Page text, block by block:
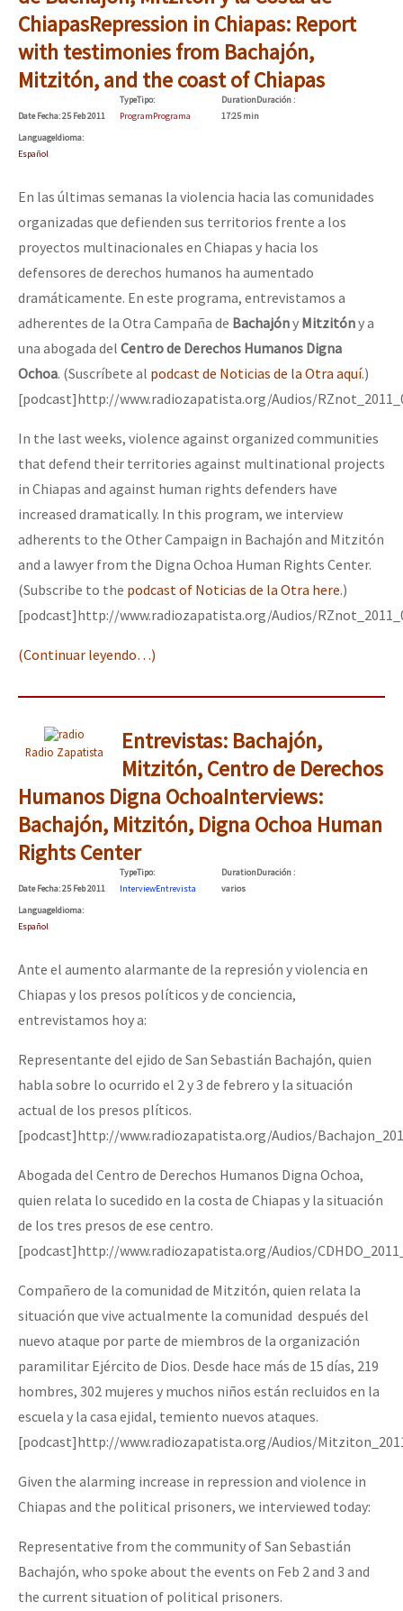
Mundo
EZLN
La Sexta
AutonomÍa y Resistencia
Megaproyectos
Presos
Mujeres
ETIQUETAS
MULTIMEDIA
Audio
Video
Otras secciones
Semillero Guerra contra la Humanidad. (Las poblaciones y
la naturaleza bajo asedio)
Libros para descargar
Medios Libres
COVID-19
Eventos
Contacto
Dia 1: Encontro “Guerra contra a Humanidade”
[CDMX – 20 julio] Jornadas globales por la libertad de Jesús
“Sonhando a Terra do Bem Virá” se publica no Estado Espanhol
Se o México sabe, que o mundo saiba! Nossas lutas pela
[25 abr – CDMX] Tokín por el CNI: 30 años de Resistencia y
ChiapasRepression in Chiapas: Report
with testimonies from Bachajón,
Mitzitón, and the coast of Chiapas
DateFecha: 25 Feb 2011
TypeTipo:
ProgramPrograma
DurationDuración:
17:25 min
LanguageIdioma:
Español
En las últimas semanas la violencia hacia las comunidades
organizadas que defienden sus territorios frente a los
proyectos multinacionales en Chiapas y hacia los
defensores de derechos humanos ha aumentado
dramáticamente. En este programa, entrevistamos a
adherentes de la Otra Campaña de Bachajóny Mitzitóny a
una abogada del Centro de Derechos Humanos Digna
Ochoa. (Suscríbete al podcast de Noticias de la Otra aquí.)
[podcast]http://www.radiozapatista.org/Audios/
In the last weeks, violence against organized communities
that defend their territories against multinational projects
in Chiapas and against human rights defenders have
increased dramatically. In this program, we interview
adherents to the Other Campaign in Bachajón and Mitzitón
and a lawyer from the Digna Ochoa Human Rights Center.
(Subscribe to the podcast of Noticias de la Otra here.)
[podcast]http://www.radiozapatista.org/Audios/
(Continuar leyendo…)
Radio Zapatista
Entrevistas: Bachajón,
Mitzitón, Centro de Derechos
Humanos Digna OchoaInterviews:
Bachajón, Mitzitón, Digna Ochoa Human
Rights Center
DateFecha: 25 Feb 2011
TypeTipo:
InterviewEntrevista
DurationDuración:
varios
LanguageIdioma:
Español
Ante el aumento alarmante de la represión y violencia en
Chiapas y los presos políticos y de conciencia,
entrevistamos hoy a:
Representante del ejido de San Sebastián Bachajón, quien
habla sobre lo ocurrido el 2 y 3 de febrero y la situación
actual de los presos plíticos.
[podcast]http://www.radiozapatista.org/Audios/
Abogada del Centro de Derechos Humanos Digna Ochoa,
quien relata lo sucedido en la costa de Chiapas y la situación
de los tres presos de ese centro.
[podcast]http://www.radiozapatista.org/Audios/
Compañero de la comunidad de Mitzitón, quien relata la
situación que vive actualmente la comunidad después del
nuevo ataque por parte de miembros de la organización
paramilitar Ejército de Dios. Desde hace más de 15 días, 219
hombres, 302 mujeres y muchos niños están recluidos en la
escuela y la casa ejidal, temiento nuevos ataques.
[podcast]http://www.radiozapatista.org/Audios/
Given the alarming increase in repression and violence in
Chiapas and the political prisoners, we interviewed today:
Representative from the community of San Sebastián
Bachajón, who spoke about the events on Feb 2 and 3 and
the current situation of political prisoners.